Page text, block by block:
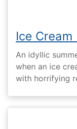
Ice
An idyllic
when an ice
with horrifying